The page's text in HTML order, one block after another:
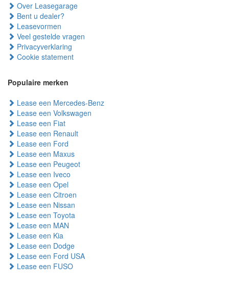
Over Leasegarage
Bent u dealer?
Leasevormen
Veel gestelde vragen
Privacyverklaring
Cookie statement
Populaire merken
Lease een Mercedes-Benz
Lease een Volkswagen
Lease een Fiat
Lease een Renault
Lease een Ford
Lease een Maxus
Lease een Peugeot
Lease een Iveco
Lease een Opel
Lease een Citroen
Lease een Nissan
Lease een Toyota
Lease een MAN
Lease een Kia
Lease een Dodge
Lease een Ford USA
Lease een FUSO